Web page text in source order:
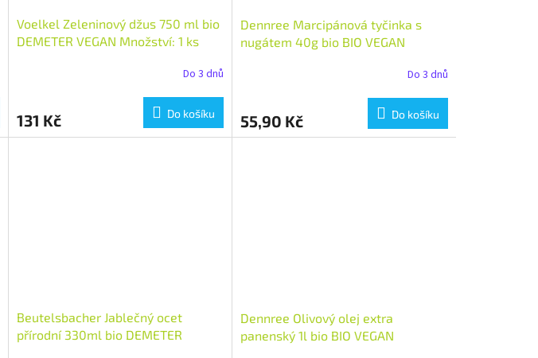
Voelkel Zeleninový džus 750 ml bio
DEMETER VEGAN Množství: 1 ks
Do 3 dnů
131 Kč Do košíku
Dennree Marcipánová tyčinka s
nugátem 40g bio BIO VEGAN
Do 3 dnů
55,90 Kč Do košíku
Beutelsbacher Jablečný ocet
přírodní 330ml bio DEMETER
Dennree Olivový olej extra
panenský 1l bio BIO VEGAN